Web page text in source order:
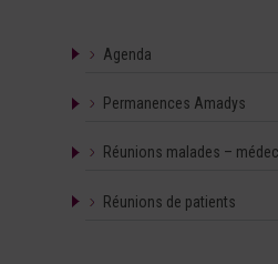
Agenda
Permanences Amadys
Réunions malades –
Réunions de patients